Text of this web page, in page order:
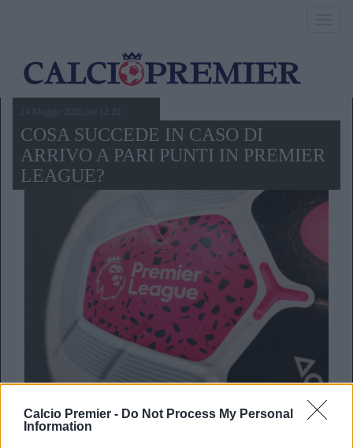
Calcio Premier - Do Not Process My Personal
Information
24 Maggio 2026,ore 12.20
COSA SUCCEDE IN CASO DI
ARRIVO A PARI PUNTI IN PREMIER
LEAGUE?
Oggi sarà un’ultima giornata diPremier League
spettacolare. Molte squadre si giocano un posto in Europa,